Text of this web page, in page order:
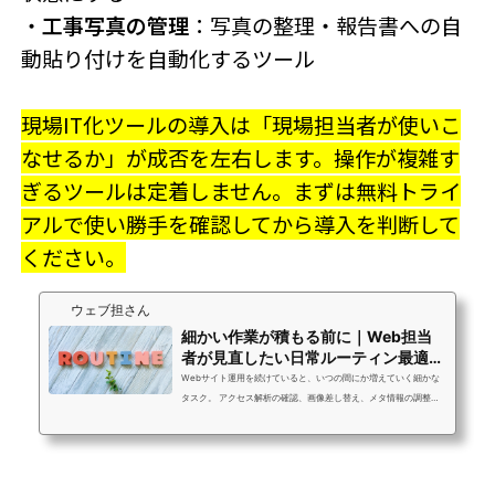
・工事写真の管理 ：写真の整理・報告書への自
動貼り付けを自動化するツール
現場IT化ツールの導入は「現場担当者が使いこ
なせるか」が成否を左右します。操作が複雑す
ぎるツールは定着しません。まずは無料トライ
アルで使い勝手を確認してから導入を判断して
ください。
ウェブ担さん
細かい作業が積もる前に｜Web担当
者が見直したい日常ルーティン最適化
の考え方
Webサイト運用を続けていると、いつの間にか増えていく細かな
タスク。 アクセス解析の確認、画像差し替え、メタ情報の調整、S
大きな負担になります。結果として、本来注力すべき改善施策や